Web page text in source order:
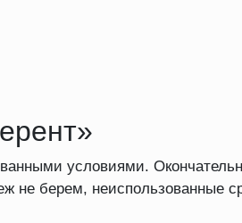
условиями.
не берем, неиспользованные